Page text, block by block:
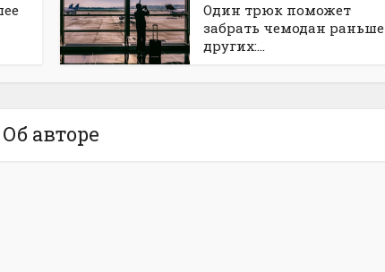
Один трюк поможет
забрать чемодан раньше
других:...
Об авторе